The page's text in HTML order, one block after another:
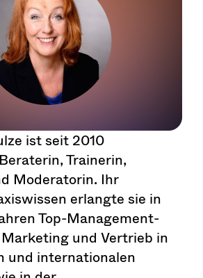
ist seit 2010
Trainerin,
Moderatorin. Ihr
erlangte sie in
Top-Management-
und Vertrieb in
und internationalen